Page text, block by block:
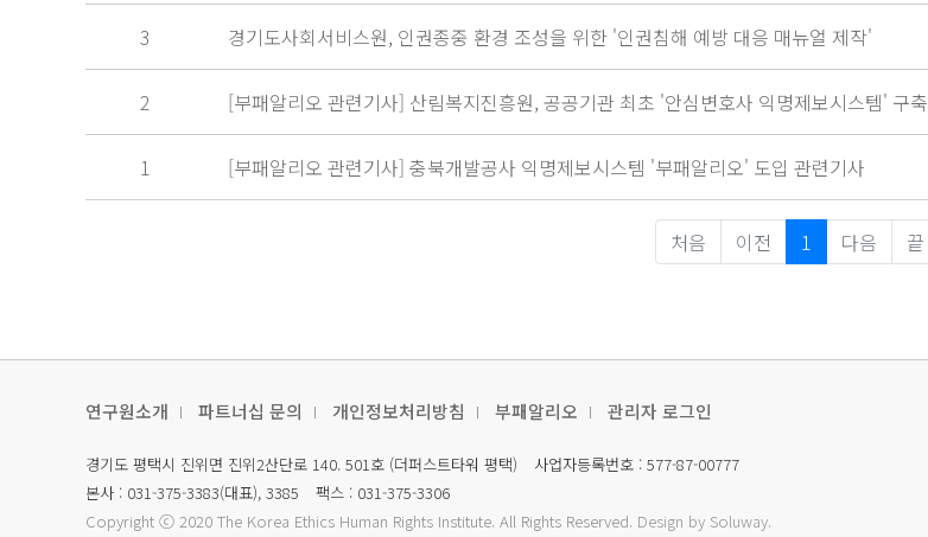
3 경기도사회서비스원, 인권종중 환경 조성을 위한 '인권침해 예방 대응 매뉴얼 제작'
2 [부패알리오 관련기사] 산림복지진흥원, 공공기관 최초 '안심변호사 익명제보시스템' 구축
1 [부패알리오 관련기사] 충북개발공사 익명제보시스템 '부패알리오' 도입 관련기사
처음 이전 1 다음 끝
연구원소개 파트너십 문의 개인정보처리방침 부패알리오 관리자 로그인
경기도 평택시 진위면 진위2산단로 140. 501호 (더퍼스트타워 평택)
사업자등록번호 : 577-87-00777
본사 : 031-375-3383(대표), 3385
팩스 : 031-375-3306
Copyright ⓒ 2020 The Korea Ethics Human Rights Institute. All Rights Reserved. Design by Soluway.